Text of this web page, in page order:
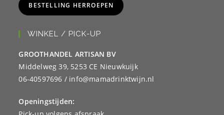
BESTELLING HERROEPEN
WINKEL / PICK-UP
GROOTHANDEL ARTISAN BV
Middelweg 39, 5253 CE Nieuwkuijk
06-40597696 / info@mamadrinktwijn.nl
Openingstijden: